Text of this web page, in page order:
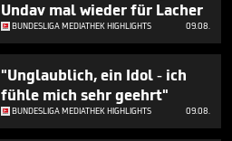
Undav mal wieder für Lacher
BUNDESLIGA MEDIATHEK HIGHLIGHTS 09.08.
"Unglaublich, ein Idol - ich
fühle mich sehr geehrt"
BUNDESLIGA MEDIATHEK HIGHLIGHTS 09.08.